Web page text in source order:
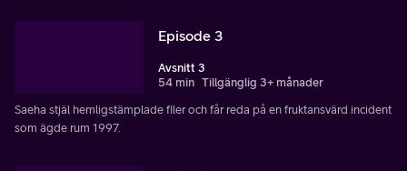
Episode 3
Avsnitt 3
54 min Tillgänglig 3+ månader
Saeha stjäl hemligstämplade filer och får reda på en fruktansvärd incident
som ägde rum 1997.